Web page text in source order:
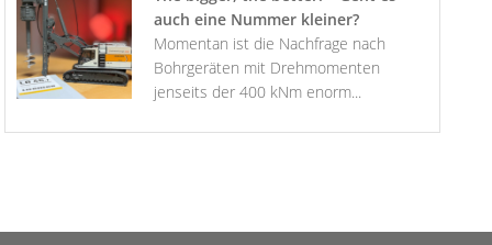
auch eine Nummer kleiner?
Momentan ist die Nachfrage nach
Bohrgeräten mit Drehmomenten
jenseits der 400 kNm enorm...